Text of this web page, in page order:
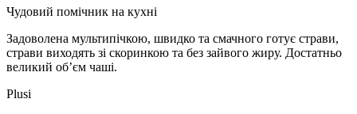
Чудовий помічник на кухні
Задоволена мультипічкою, швидко та смачного готує страви,
страви виходять зі скоринкою та без зайвого жиру. Достатньо
великий об’єм чаші.
Plusi